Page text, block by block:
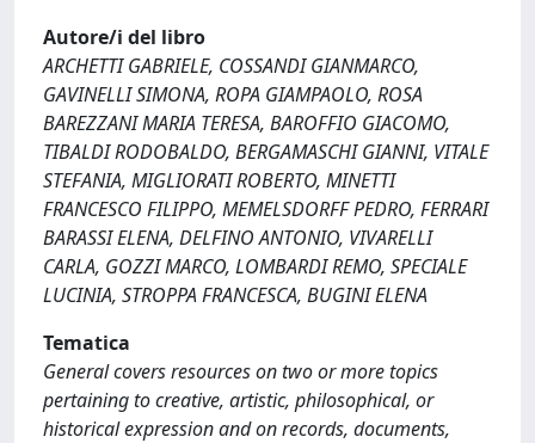
Autore/i del libro
ARCHETTI GABRIELE, COSSANDI GIANMARCO,
GAVINELLI SIMONA, ROPA GIAMPAOLO, ROSA
BAREZZANI MARIA TERESA, BAROFFIO GIACOMO,
TIBALDI RODOBALDO, BERGAMASCHI GIANNI, VITALE
STEFANIA, MIGLIORATI ROBERTO, MINETTI
FRANCESCO FILIPPO, MEMELSDORFF PEDRO, FERRARI
BARASSI ELENA, DELFINO ANTONIO, VIVARELLI
CARLA, GOZZI MARCO, LOMBARDI REMO, SPECIALE
LUCINIA, STROPPA FRANCESCA, BUGINI ELENA
Tematica
General covers resources on two or more topics
pertaining to creative, artistic, philosophical, or
historical expression and on records, documents,